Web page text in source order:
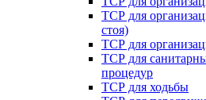
ТСР для
стоя)
ТСР для
ТСР для
процедур
ТСР для ходьбы